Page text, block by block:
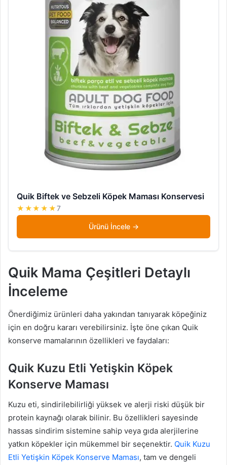
Quik Biftek ve Sebzeli Köpek Maması Konservesi
★★★★★7
Ürünü İncele
Quik Mama Çeşitleri Detaylı
İnceleme
Önerdiğimiz ürünleri daha yakından tanıyarak köpeğiniz
için en doğru kararı verebilirsiniz. İşte öne çıkan Quik
konserve mamalarının özellikleri ve faydaları:
Quik Kuzu Etli Yetişkin Köpek
Konserve Maması
Kuzu eti, sindirilebilirliği yüksek ve alerji riski düşük bir
protein kaynağı olarak bilinir. Bu özellikleri sayesinde
hassas sindirim sistemine sahip veya gıda alerjilerine
yatkın köpekler için mükemmel bir seçenektir. Quik Kuzu
Etli Yetişkin Köpek Konserve Maması, tam ve dengeli